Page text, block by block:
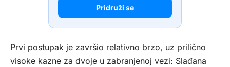
Pridruži se
Prvi postupak je završio relativno brzo, uz prilično
visoke kazne za dvoje u zabranjenoj vezi: Slađana